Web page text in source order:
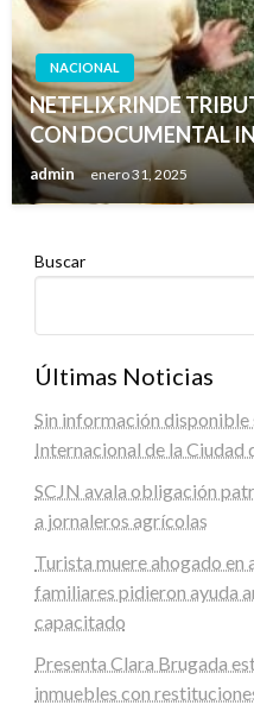
NACIONAL
NETFLIX RINDE
CON DOCUMENTAL
admin enero 31, 2025
Buscar
Últimas Noticias
Sin información
Internacional de la Ciudad
SCJN avala obligación
a jornaleros agrícolas
Turista muere ahogado en
familiares pidieron ayuda
capacitado
Presenta Clara Brugada
inmuebles con